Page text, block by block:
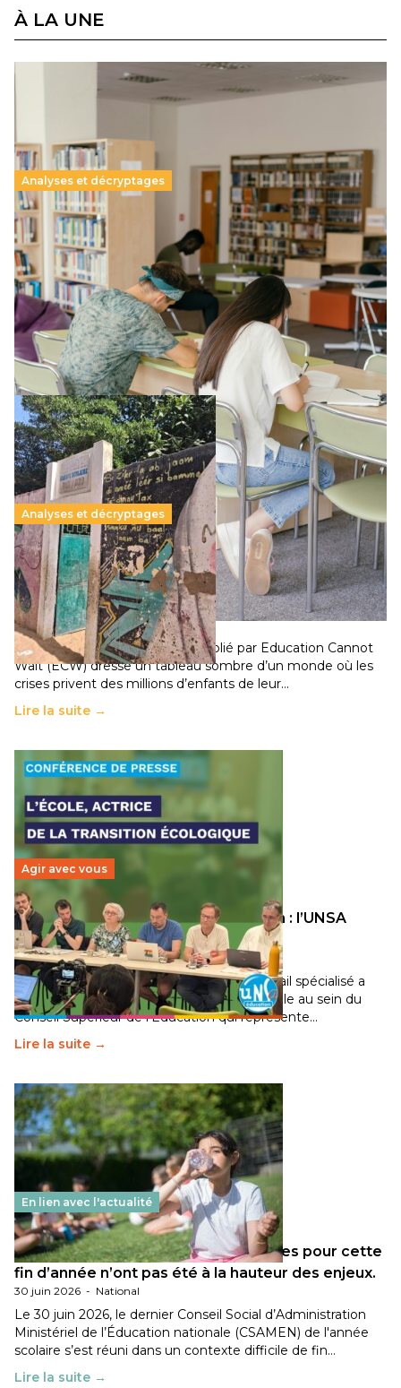
À LA UNE
Analyses et décryptages
Supérieur privé : une dérive qui met à mal la
promesse républicaine
11 juillet 2026-
Le projet de loi sur la régulation de l’enseignement
supérieur privé met en lumière l’amplification d’un système
qui relègue l’acte pédagogique au superfétatoire, voire à…
Lire la suite →
Analyses et décryptages
258 millions d’enfants victimes de la guerre, des
chocs climatiques et des déplacements de
population
11 juillet 2026- National
Un nouveau rapport mondial publié par Education Cannot
Wait (ECW) dresse un tableau sombre d’un monde où les
crises privent des millions d’enfants de leur…
Lire la suite →
Agir avec vous
Transition écologique de l’éducation : l’UNSA
Éducation fait bouger les lignes
30 juin 2026-National
Pendant plusieurs mois, un groupe de travail spécialisé a
travaillé sur la transition écologique de l’Ecole au sein du
Conseil Supérieur de l’Éducation qui représente…
Lire la suite →
En lien avec l'actualité
Les décisions ministérielles attendues pour cette
fin d’année n’ont pas été à la hauteur des enjeux.
30 juin 2026 - National
Le 30 juin 2026, le dernier Conseil Social d’Administration
Ministériel de l’Éducation nationale (CSAMEN) de l'année
scolaire s’est réuni dans un contexte difficile de fin…
Lire la suite →